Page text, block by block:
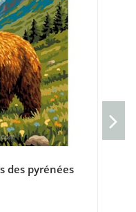
des pyrénées